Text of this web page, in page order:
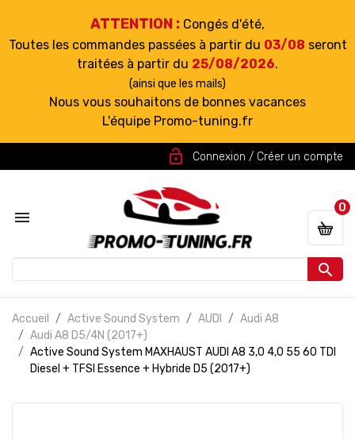
ATTENTION : Congés d'été,
Toutes les commandes passées à partir du 03/08 seront
traitées à partir du 25/08/2026.
(ainsi que les mails)
Nous vous souhaitons de bonnes vacances
L'équipe Promo-tuning.fr
lock_open Connexion / Créer un compte


0
Accueil Active Sound System AUDI
Audi A8
Audi A8 D5/4N (2017+)
Active Sound System MAXHAUST AUDI A8 3,0 4,0 55 60 TDI
Diesel + TFSI Essence + Hybride D5 (2017+)